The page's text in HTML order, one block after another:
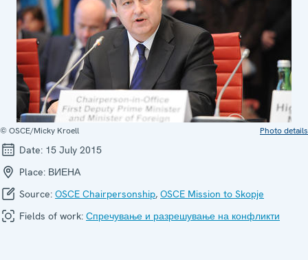
© OSCE/Micky Kroell Photo details
Date: 15 July 2015
Place: ВИЕНА
Source: OSCE Chairpersonship, OSCE Mission to Skopje
Fields of work: Спречување и разрешување на конфликти